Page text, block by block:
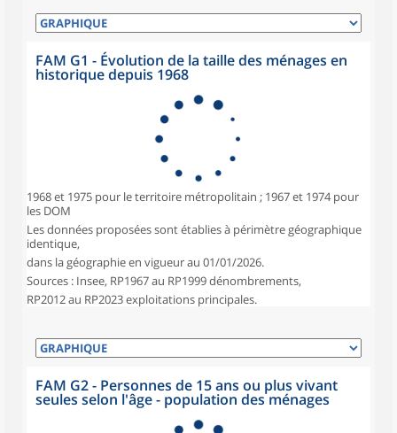
FAM G1 - Évolution de la taille des ménages en
historique depuis 1968
1968 et 1975 pour le territoire métropolitain ; 1967 et 1974 pour
les DOM
Les données proposées sont établies à périmètre géographique
identique,
dans la géographie en vigueur au 01/01/2026.
Sources : Insee, RP1967 au RP1999 dénombrements,
RP2012 au RP2023 exploitations principales.
FAM G2 - Personnes de 15 ans ou plus vivant
seules selon l'âge - population des ménages